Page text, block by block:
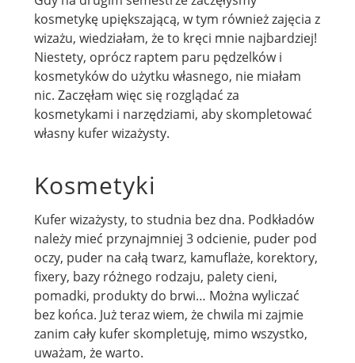
kosmetykę upiększającą, w tym również zajęcia z
wizażu, wiedziałam, że to kręci mnie najbardziej!
Niestety, oprócz raptem paru pędzelków i
kosmetyków do użytku własnego, nie miałam
nic. Zaczęłam więc się rozglądać za
kosmetykami i narzędziami, aby skompletować
własny kufer wizażysty.
Kosmetyki
Kufer wizażysty, to studnia bez dna. Podkładów
należy mieć przynajmniej 3 odcienie, puder pod
oczy, puder na całą twarz, kamuflaże, korektory,
fixery, bazy różnego rodzaju, palety cieni,
pomadki, produkty do brwi… Można wyliczać
bez końca. Już teraz wiem, że chwila mi zajmie
zanim cały kufer skompletuję, mimo wszystko,
uważam, że warto.